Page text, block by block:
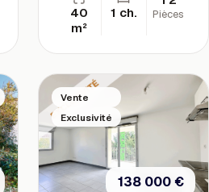
40
m²
1 ch. Pièces
Vente
Exclusivité
138 000 €